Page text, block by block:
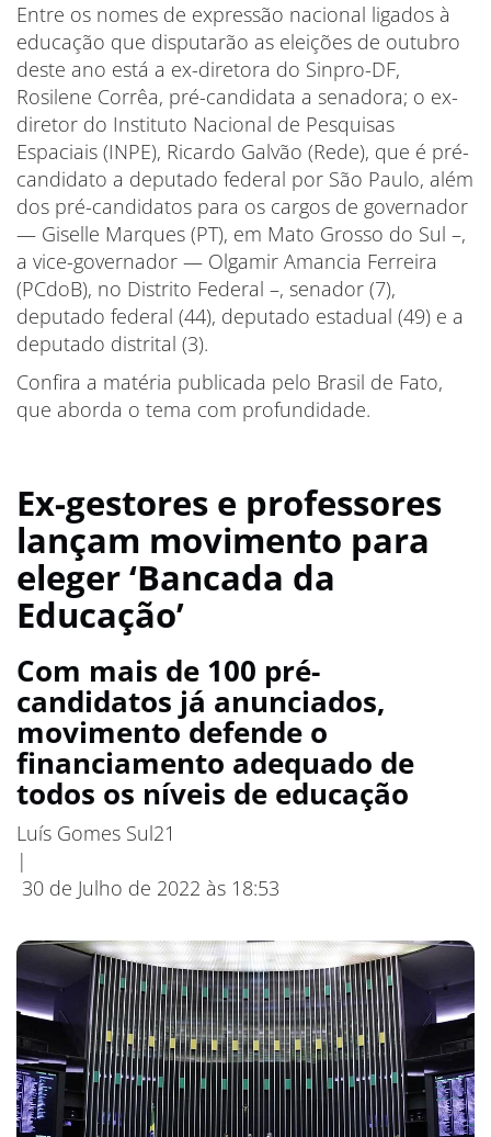
Entre os nomes de expressão nacional ligados à
educação que disputarão as eleições de outubro
deste ano está a ex-diretora do Sinpro-DF,
Rosilene Corrêa, pré-candidata a senadora; o ex-
diretor do Instituto Nacional de Pesquisas
Espaciais (INPE), Ricardo Galvão (Rede), que é pré-
candidato a deputado federal por São Paulo, além
dos pré-candidatos para os cargos de governador
— Giselle Marques (PT), em Mato Grosso do Sul –,
a vice-governador — Olgamir Amancia Ferreira
(PCdoB), no Distrito Federal –, senador (7),
deputado federal (44), deputado estadual (49) e a
deputado distrital (3).
Confira a matéria publicada pelo Brasil de Fato,
que aborda o tema com profundidade.
Ex-gestores e professores
lançam movimento para
eleger ‘Bancada da
Educação’
Com mais de 100 pré-
candidatos já anunciados,
movimento defende o
financiamento adequado de
todos os níveis de educação
Luís Gomes Sul21
|
30 de Julho de 2022 às 18:53